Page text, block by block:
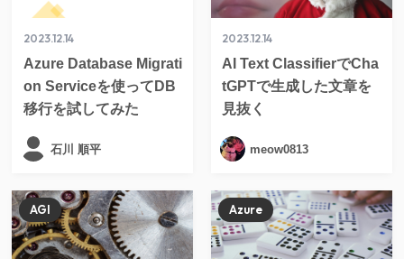
2023.12.14
Azure Database Migrati
on Serviceを使ってDB
移行を試してみた
石川 順平
2023.12.14
AI Text ClassifierでCha
tGPTで生成した文章を
見抜く
meow0813
AGI Azure